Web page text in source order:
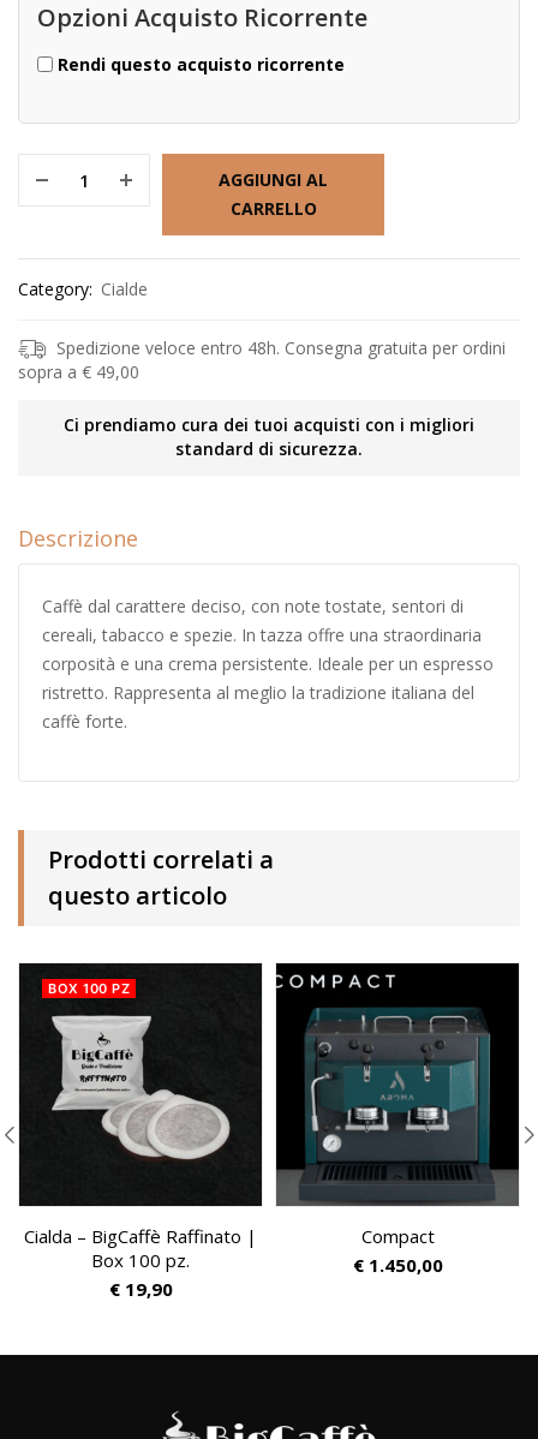
Opzioni Acquisto Ricorrente
Rendi questo acquisto ricorrente
AGGIUNGI AL
CARRELLO
Category: Cialde
Spedizione veloce entro 48h. Consegna gratuita per ordini
sopra a € 49,00
Ci prendiamo cura dei tuoi acquisti con i migliori
standard di sicurezza.
Descrizione
Caffè dal carattere deciso, con note tostate, sentori di
cereali, tabacco e spezie. In tazza offre una straordinaria
corposità e una crema persistente. Ideale per un espresso
ristretto. Rappresenta al meglio la tradizione italiana del
caffè forte.
Prodotti correlati a
questo articolo
BOX 100 PZ
Cialda – BigCaffè Raffinato |
Box 100 pz.
€19,90
Compact
€1.450,00